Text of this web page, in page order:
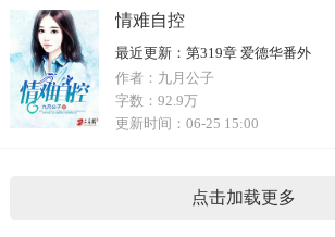
情难自控
最近更新： 第319章 爱德华番外
作者： 九月公子
字数： 92.9万
更新时间： 06-25 15:00
点击加载更多